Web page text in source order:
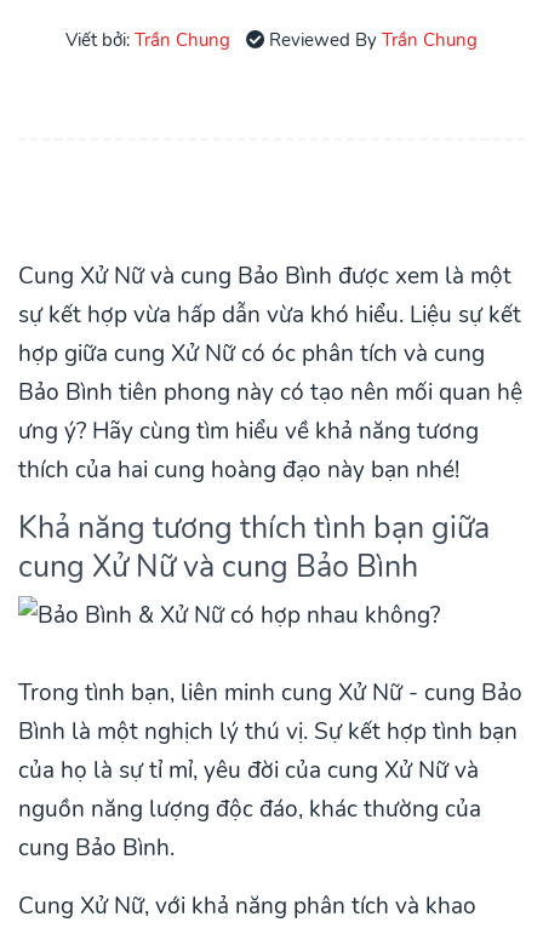
Viết bởi:Trần Chung Reviewed ByTrần Chung
Cung Xử Nữ và cung Bảo Bình được xem là một
sự kết hợp vừa hấp dẫn vừa khó hiểu. Liệu sự kết
hợp giữa cung Xử Nữ có óc phân tích và cung
Bảo Bình tiên phong này có tạo nên mối quan hệ
ưng ý? Hãy cùng tìm hiểu về khả năng tương
thích của hai cung hoàng đạo này bạn nhé!
Khả năng tương thích tình bạn giữa
cung Xử Nữ và cung Bảo Bình
Trong tình bạn, liên minh cung Xử Nữ - cung Bảo
Bình là một nghịch lý thú vị. Sự kết hợp tình bạn
của họ là sự tỉ mỉ, yêu đời của cung Xử Nữ và
nguồn năng lượng độc đáo, khác thường của
cung Bảo Bình.
Cung Xử Nữ, với khả năng phân tích và khao